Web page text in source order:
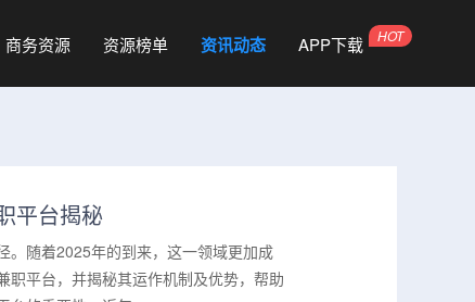
商务资源 资源榜单 资讯动态 APP下载
平台揭秘
。随着2025年的到来，这一领域更加成
职平台，并揭秘其运作机制及优势，帮助